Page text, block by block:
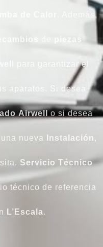
. Además,
piezas
para garantizar el
aparatos. Si desea
Airwello si desea
nueva Instalación ,
Servicio Técnico
técnico de referencia
L’Escala.